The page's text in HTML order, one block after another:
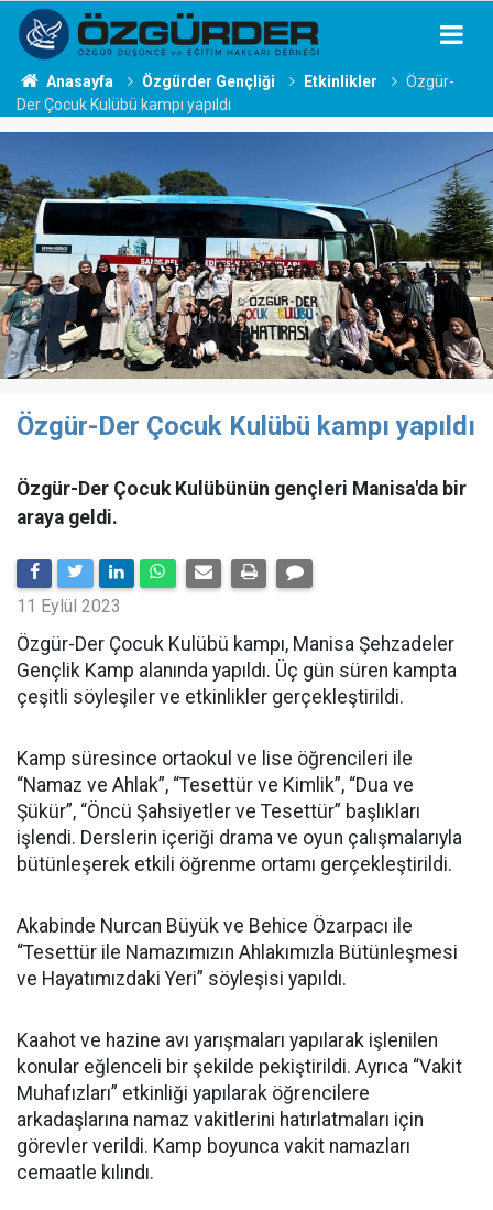
Anasayfa Özgürder Gençliği Etkinlikler
Özgür-
Der Çocuk Kulübü kampı yapıldı
Özgür-Der Çocuk Kulübü kampı yapıldı
Özgür-Der Çocuk Kulübünün gençleri Manisa'da bir
araya geldi.
11 Eylül 2023
Özgür-Der Çocuk Kulübü kampı, Manisa Şehzadeler
Gençlik Kamp alanında yapıldı. Üç gün süren kampta
çeşitli söyleşiler ve etkinlikler gerçekleştirildi.
Kamp süresince ortaokul ve lise öğrencileri ile
“Namaz ve Ahlak”, “Tesettür ve Kimlik”, “Dua ve
Şükür”, “Öncü Şahsiyetler ve Tesettür” başlıkları
işlendi. Derslerin içeriği drama ve oyun çalışmalarıyla
bütünleşerek etkili öğrenme ortamı gerçekleştirildi.
Akabinde Nurcan Büyük ve Behice Özarpacı ile
“Tesettür ile Namazımızın Ahlakımızla Bütünleşmesi
ve Hayatımızdaki Yeri” söyleşisi yapıldı.
Kaahot ve hazine avı yarışmaları yapılarak işlenilen
konular eğlenceli bir şekilde pekiştirildi. Ayrıca “Vakit
Muhafızları” etkinliği yapılarak öğrencilere
arkadaşlarına namaz vakitlerini hatırlatmaları için
görevler verildi. Kamp boyunca vakit namazları
cemaatle kılındı.